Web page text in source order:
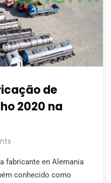
de
2020 na
fabricante en Alemania
conhecido como